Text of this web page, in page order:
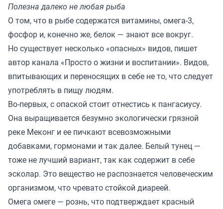
Полезна далеко не любая рыба
О том, что в рыбе содержатся витамины, омега-3,
фосфор и, конечно же, белок — знают все вокруг.
Но существует несколько «опасных» видов, пишет
автор канала «Просто о жизни и воспитании». Видов,
впитывающих и переносящих в себе не то, что следует
употреблять в пищу людям.
Во-первых, с опаской стоит отнестись к пангасиусу.
Она выращивается безумно экологически грязной
реке Меконг и ее пичкают всевозможными
добавками, гормонами и так далее. Белый тунец —
тоже не лучший вариант, так как содержит в себе
эсколар. Это вещество не распознается человеческим
организмом, что чревато стойкой диареей.
Омега омеге — рознь, что подтверждает красный